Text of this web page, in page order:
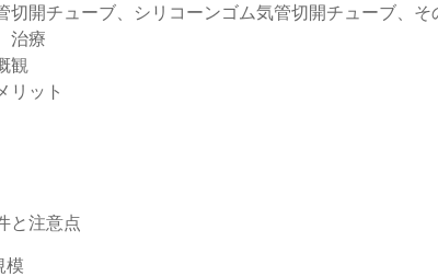
開チューブ、シリコーンゴム気管切開チューブ、そ
治療
観
リット
注意点
模